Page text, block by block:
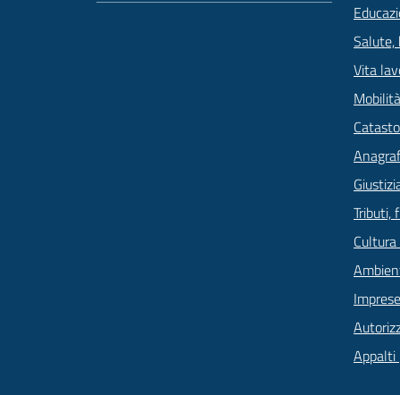
Salute,
Vita
Tributi,
Appalti